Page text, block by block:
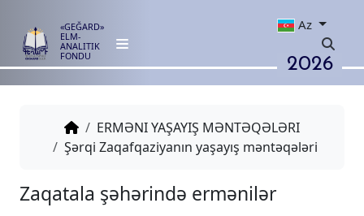
«GEĞARD»
ELM-
ANALITIK
FONDU
Az
2026
ERMƏNI YAŞAYIŞ MƏNTƏQƏLƏRI
Şərqi Zaqafqaziyanın yaşayış məntəqələri